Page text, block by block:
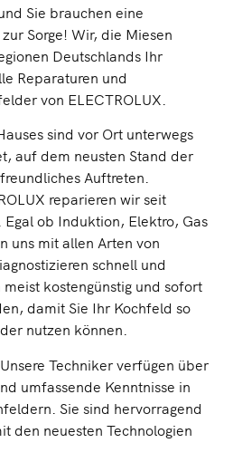
Sie brauchen eine
Sorge! Wir, die Miesen
Deutschlands Ihr
Reparaturen und
von ELECTROLUX.
sind vor Ort unterwegs
auf dem neusten Stand der
Auftreten.
reparieren wir seit
ob Induktion, Elektro, Gas
uns mit allen Arten von
schnell und
kostengünstig und sofort
damit Sie Ihr Kochfeld so
nutzen können.
Unsere Techniker verfügen über
umfassende Kenntnisse in
Sie sind hervorragend
den neuesten Technologien